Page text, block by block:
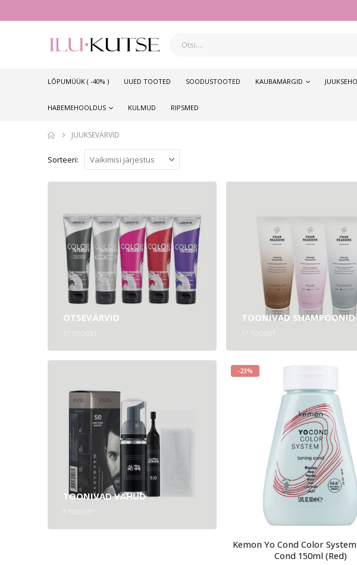
LÕPUMÜÜK ( -40% ) UUED TOOTED SOODUSTOOTED KAUBAMÄRGID
HABEMEHOOLDUS KULMUD RIPSMED
JUUKSEVÄRVID
Sorteeri:
OTSEVÄRVID
27 TOODET
TOONIVAD SHAMPOONID
17 TOODET
TOONIVAD VAHUD
TOODET
-23%
Kemon Yo Cond Color
Cond 150ml (Red)